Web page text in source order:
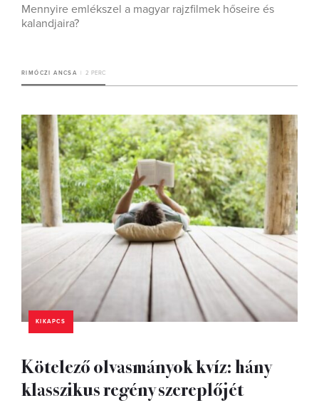
Mennyire emlékszel a magyar rajzfilmek hőseire és
kalandjaira?
RIMÓCZI ANCSA 2 PERC
KIKAPCS
Kötelező olvasmányok kvíz: hány
klasszikus regény szereplőjét